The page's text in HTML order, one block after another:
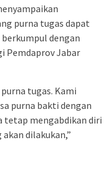
purna tugas dapat
dengan
Pemdaprov Jabar
tugas. Kami
purna bakti dengan
tetap mengabdikan diri
dilakukan,”